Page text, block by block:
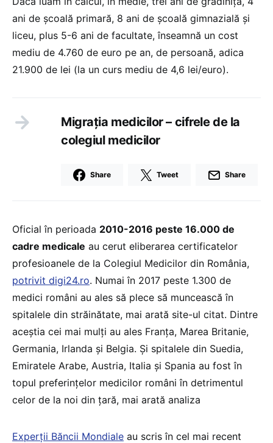
ani de şcoală primară, 8 ani de şcoală gimnazială şi
liceu, plus 5-6 ani de facultate, înseamnă un cost
mediu de 4.760 de euro pe an, de persoană, adica
21.900 de lei (la un curs mediu de 4,6 lei/euro).
Migraţia medicilor – cifrele de la
colegiul medicilor
Share Tweet Share
Oficial în perioada 2010-2016 peste 16.000 de
cadre medicale au cerut eliberarea certificatelor
profesioanele de la Colegiul Medicilor din România,
potrivit digi24.ro. Numai în 2017 peste 1.300 de
medici români au ales să plece să muncească în
spitalele din străinătate, mai arată site-ul citat. Dintre
aceştia cei mai mulţi au ales Franţa, Marea Britanie,
Germania, Irlanda şi Belgia. Şi spitalele din Suedia,
Emiratele Arabe, Austria, Italia şi Spania au fost în
topul preferinţelor medicilor români în detrimentul
celor de la noi din ţară, mai arată analiza
Experții Băncii Mondiale au scris în cel mai recent